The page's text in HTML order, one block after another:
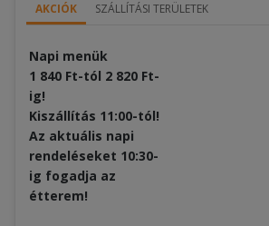
AKCIÓK SZÁLLÍTÁSI TERÜLETEK
Napi menük
1 840 Ft-tól 2 820 Ft-
ig!
Kiszállítás 11:00-tól!
Az aktuális napi
rendeléseket 10:30-
ig fogadja az
étterem!